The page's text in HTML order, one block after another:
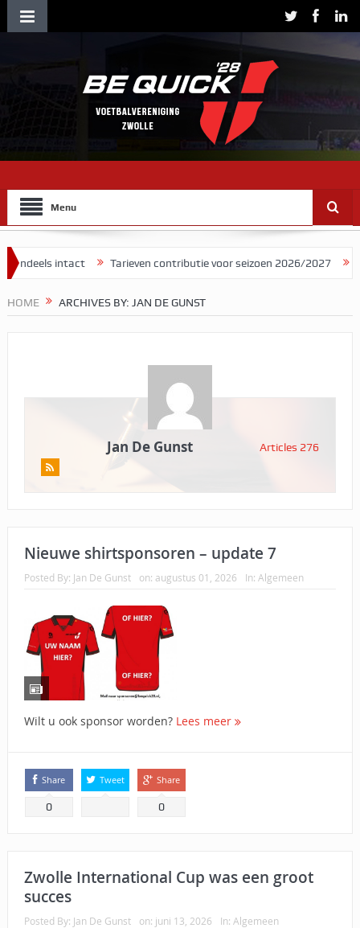
Menu
Tarieven contributie voor seizoen 2026/2027 Herman
HOME ARCHIVES BY: JAN DE GUNST
Jan De Gunst Articles 276
Nieuwe shirtsponsoren – update 7
Posted By: Jan De Gunst on: augustus 01, 2026 In: Algemeen
Wilt u ook sponsor worden? Lees meer
Share
0
Tweet Share
0
Zwolle International Cup was een groot
succes
Posted By: Jan De Gunst on: juni 13, 2026 In: Algemeen